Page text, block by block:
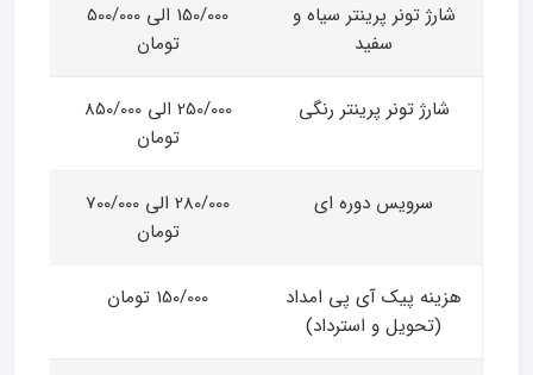
شارژ تونر پرینتر سیاه و
سفید
150/000 الی 500/000
تومان
شارژ تونر پرینتر رنگی
250/000 الی 850/000
تومان
سرویس دوره ای
280/000 الی 700/000
تومان
هزینه پیک آی پی امداد
(تحویل و استرداد)
150/000 تومان